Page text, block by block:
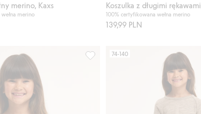
merino, Kaxs
merino 100% certyfikowana wełna merino
139,99 PLN
z wełny merino, Kaxs, Dodaj do listy ulubione
Koszulka z długimi rękawami, z
74-140